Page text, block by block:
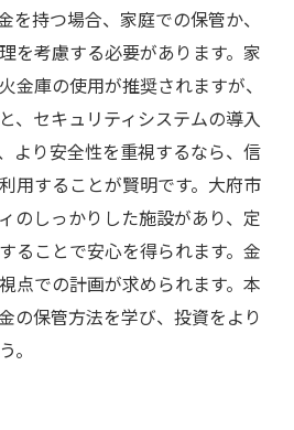
を持つ場合、家庭での保管か、
を考慮する必要があります。家
金庫の使用が推奨されますが、
、セキュリティシステムの導入
より安全性を重視するなら、信
用することが賢明です。大府市
のしっかりした施設があり、定
ることで安心を得られます。金
点での計画が求められます。本
の保管方法を学び、投資をより
。